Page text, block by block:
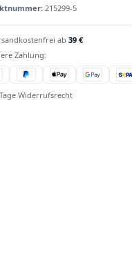
215299-5
ab 39 €
Zahlung:
Widerrufsrecht